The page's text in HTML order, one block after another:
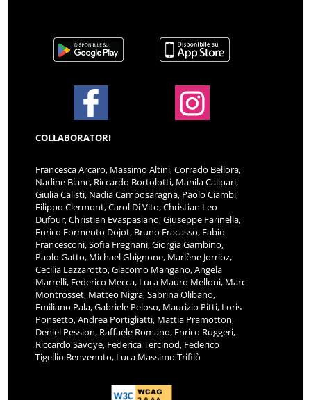
COLLABORATORI
Francesca Arcaro, Massimo Altini, Corrado Bellora,
Nadine Blanc, Riccardo Bortolotti, Manila Calipari,
Giulia Calisti, Nadia Camposaragna, Paolo Ciambi,
Filippo Clermont, Carol Di Vito, Christian Leo
Dufour, Christian Evaspasiano, Giuseppe Farinella,
Enrico Formento Dojot, Bruno Fracasso, Fabio
Francesconi, Sofia Fregnani, Giorgia Gambino,
Paolo Gatto, Michael Ghignone, Marlène Jorrioz,
Cecilia Lazzarotto, Giacomo Mangano, Angela
Marrelli, Federico Mecca, Luca Mauro Melloni, Marc
Montrosset, Matteo Nigra, Sabrina Olibano,
Emiliano Pala, Gabriele Peloso, Maurizio Pitti, Loris
Ponsetto, Andrea Portigliatti, Mattia Pramotton,
Deniel Pession, Raffaele Romano, Enrico Ruggeri,
Riccardo Savoye, Federica Tercinod, Federico
Tigellio Benvenuto, Luca Massimo Trifilò